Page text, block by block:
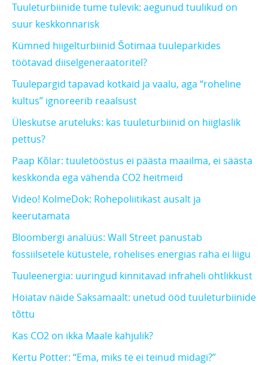
Tuuleturbiinide tume tulevik: aegunud tuulikud on
suur keskkonnarisk
Kümned hiigelturbiinid Šotimaa tuuleparkides
töötavad diiselgeneraatoritel?
Tuulepargid tapavad kotkaid ja vaalu, aga “roheline
kultus” ignoreerib reaalsust
Üleskutse aruteluks: kas tuuleturbiinid on hiiglaslik
pettus?
Paap Kõlar: tuuletööstus ei päästa maailma, ei säästa
keskkonda ega vähenda CO2 heitmeid
Video! KolmeDok: Rohepoliitikast ausalt ja
keerutamata
Bloombergi analüüs: Wall Street panustab
fossiilsetele kütustele, rohelises energias raha ei liigu
Tuuleenergia: uuringud kinnitavad infraheli ohtlikkust
Hoiatav näide Saksamaalt: unetud ööd tuuleturbiinide
tõttu
Kas CO2 on ikka Maale kahjulik?
Kertu Potter: “Ema, miks te ei teinud midagi?”